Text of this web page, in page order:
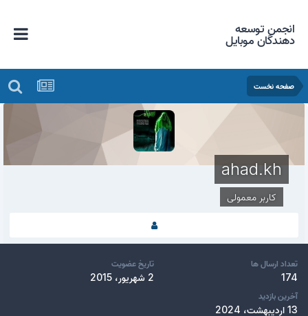
انجمن توسعه
دهندگان موبایل
صفحه نخست
ahad.kh
کاربر معمولی
تعداد ارسال ها
174
تاریخ عضویت
2 شهریور، 2015
آخرین بازدید
13 اردیبهشت، 2024